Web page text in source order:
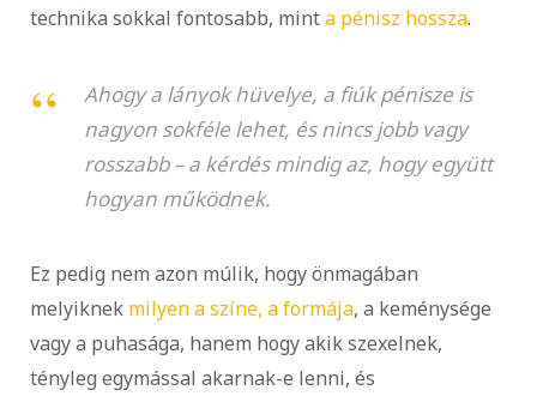
technika sokkal fontosabb, minta pénisz hossza.
Ahogy a lányok hüvelye, a fiúk pénisze is
nagyon sokféle lehet, és nincs jobb vagy
rosszabb – a kérdés mindig az, hogy együtt
hogyan működnek.
Ez pedig nem azon múlik, hogy önmagában
melyiknek milyen a színe, a formája, a keménysége
vagy a puhasága, hanem hogy akik szexelnek,
tényleg egymással akarnak-e lenni, és